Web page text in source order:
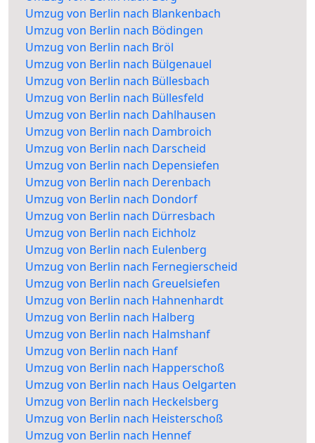
Umzug von Berlin nach Blankenbach
Umzug von Berlin nach Bödingen
Umzug von Berlin nach Bröl
Umzug von Berlin nach Bülgenauel
Umzug von Berlin nach Büllesbach
Umzug von Berlin nach Büllesfeld
Umzug von Berlin nach Dahlhausen
Umzug von Berlin nach Dambroich
Umzug von Berlin nach Darscheid
Umzug von Berlin nach Depensiefen
Umzug von Berlin nach Derenbach
Umzug von Berlin nach Dondorf
Umzug von Berlin nach Dürresbach
Umzug von Berlin nach Eichholz
Umzug von Berlin nach Eulenberg
Umzug von Berlin nach Fernegierscheid
Umzug von Berlin nach Greuelsiefen
Umzug von Berlin nach Hahnenhardt
Umzug von Berlin nach Halberg
Umzug von Berlin nach Halmshanf
Umzug von Berlin nach Hanf
Umzug von Berlin nach Happerschoß
Umzug von Berlin nach Haus Oelgarten
Umzug von Berlin nach Heckelsberg
Umzug von Berlin nach Heisterschoß
Umzug von Berlin nach Hennef